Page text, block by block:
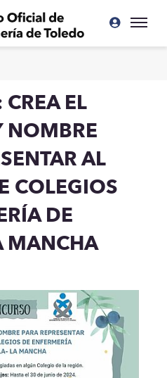
EL
NOMBRE
AL
COLEGIOS
DE
MANCHA